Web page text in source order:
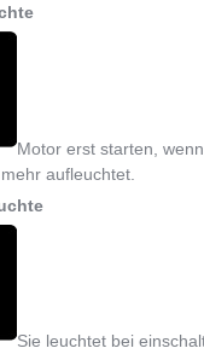
Motor erst starten,
aufleuchtet.
Sie leuchtet bei